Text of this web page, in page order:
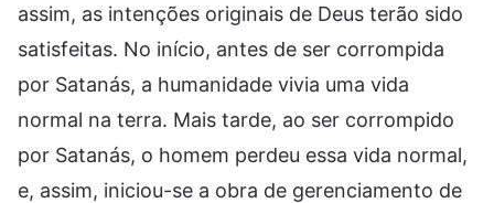
assim, as intenções originais de Deus terão sido
satisfeitas. No início, antes de ser corrompida
por Satanás, a humanidade vivia uma vida
normal na terra. Mais tarde, ao ser corrompido
por Satanás, o homem perdeu essa vida normal,
e, assim, iniciou-se a obra de gerenciamento de